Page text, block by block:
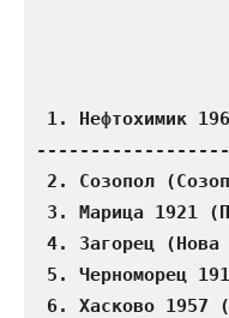
1.
2. Созопол
3. Марица
4. Загорец
5.
6. Хасково